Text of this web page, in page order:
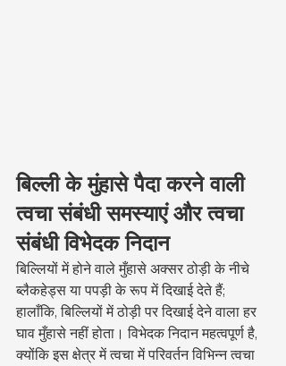
बिल्ली के मुंहासे पैदा करने वाली
त्वचा संबंधी समस्याएं और त्वचा
संबंधी विभेदक निदान
बिल्लियों में होने वाले मुँहासे अक्सर ठोड़ी के नीचे
ब्लैकहेड्स या पपड़ी के रूप में दिखाई देते हैं;
हालाँकि, बिल्लियों में ठोड़ी पर दिखाई देने वाला हर
घाव मुँहासे नहीं होता। विभेदक निदान महत्वपूर्ण है,
क्योंकि इस क्षेत्र में त्वचा में परिवर्तन विभिन्न त्वचा